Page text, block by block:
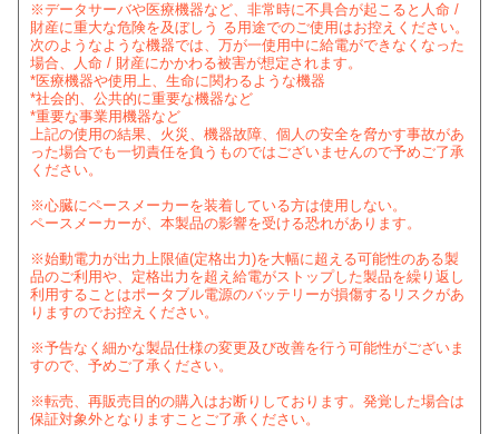
※データサーバや医療機器など、非常時に不具合が起こると人命 /
財産に重大な危険を及ぼしう る用途でのご使用はお控えください。
次のようなような機器では、万が一使用中に給電ができなくなった
場合、人命 / 財産にかかわる被害が想定されます。
*医療機器や使用上、生命に関わるような機器
*社会的、公共的に重要な機器など
*重要な事業用機器など
上記の使用の結果、火災、機器故障、個人の安全を脅かす事故があ
った場合でも一切責任を負うものではございませんので予めご了承
ください。
※心臓にペースメーカーを装着している方は使用しない。
ペースメーカーが、本製品の影響を受ける恐れがあります。
※始動電力が出力上限値(定格出力)を大幅に超える可能性のある製
品のご利用や、定格出力を超え給電がストップした製品を繰り返し
利用することはポータブル電源のバッテリーが損傷するリスクがあ
りますのでお控えください。
※予告なく細かな製品仕様の変更及び改善を行う可能性がございま
すので、予めご了承ください。
※転売、再販売目的の購入はお断りしております。発覚した場合は
保証対象外となりますことご了承ください。